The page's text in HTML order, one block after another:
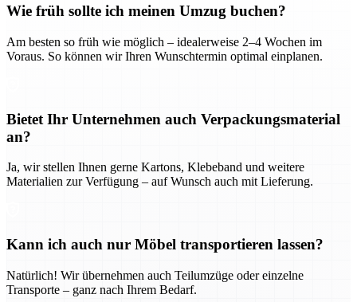
Wie früh sollte ich meinen Umzug buchen?
Am besten so früh wie möglich – idealerweise 2–4 Wochen im
Voraus. So können wir Ihren Wunschtermin optimal einplanen.
Bietet Ihr Unternehmen auch Verpackungsmaterial
an?
Ja, wir stellen Ihnen gerne Kartons, Klebeband und weitere
Materialien zur Verfügung – auf Wunsch auch mit Lieferung.
Kann ich auch nur Möbel transportieren lassen?
Natürlich! Wir übernehmen auch Teilumzüge oder einzelne
Transporte – ganz nach Ihrem Bedarf.